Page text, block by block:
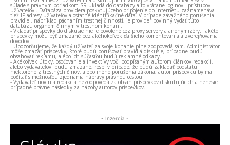
súlade s právnym poriadkom SR ukladá do databázy a to vrátane loginov - prístupov
užívateľov . Databáza providera poskytujúceho pripojenie do internetu zaznamenáva
tiež IP adresy užívateľov a ostatné identifikačné dáta. V prípade závažného porušenia
pravidiel, napríklad páchaním trestnej činnosti, je provider povinný vydať túto
databázu orgánom činným v trestnom konaní.
- Vkladať príspevky do diskusie nie je povolené cez proxy servery a anonymizéry. Takéto
príspevky môžu byť zmazané bez akéhokoľvek ďalšieho komentovania a zverejňovania
dôvodov.
- Upozorňujeme, že každý užívateľ za svoje konanie plne zodpovedá sám. Administrátor
môže zmazať príspevky, ktoré budú porušovať pravidlá diskusie, prípadne budú
obsahovať reklamu, alebo ich súčasťou budú reklamné odkazy.
- Akékoľvek útoky, osočovanie a invektívy voči podpísaným autorom článkov redakcii,
alebo vydavateľovi budú zmazané, resp. v prípade, že budú zakladať podstatu
niektorého z trestných činov, alebo iného porušenia zákona, autor príspevku by mal
počítať s možnosťou zjednania nápravy právnou cestou.
- Vydavateľ novín a redakcia nezodpovedá za obsah príspevkov diskutujúcich a nenesie
prípadné právne následky za názory autorov príspevkov.
- Inzercia -